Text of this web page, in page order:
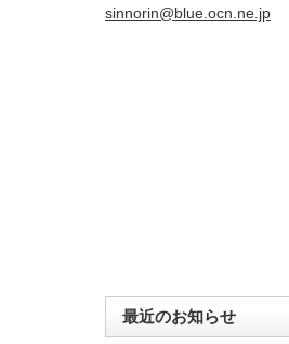
sinnorin@blue.ocn.ne.jp
最近のお知らせ